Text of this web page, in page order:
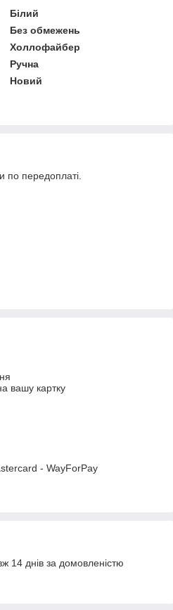
Білий
Без обмежень
Холлофайбер
Ручна
Новий
по передоплаті.
вашу картку
- WayForPay
14 днів за домовленістю